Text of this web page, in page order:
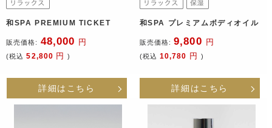
和SPA PREMIUM TICKET
販売価格: 48,000 円
(税込 52,800 円)
詳細はこちら
和SPA プレミアムボディオイル
販売価格: 9,800 円
(税込 10,780 円 )
詳細はこちら